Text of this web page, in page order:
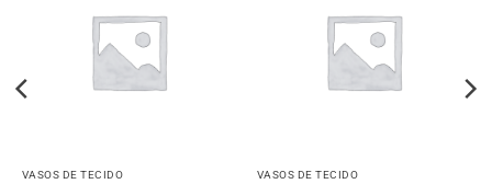
VASOS DE TECIDO VASOS DE TECIDO